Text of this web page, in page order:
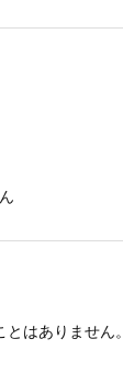
はありません。